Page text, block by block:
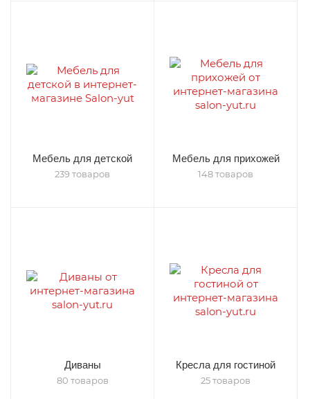
Мебель для детской
239 товаров
Мебель для прихожей
148 товаров
Диваны
80 товаров
Кресла для гостиной
25 товаров